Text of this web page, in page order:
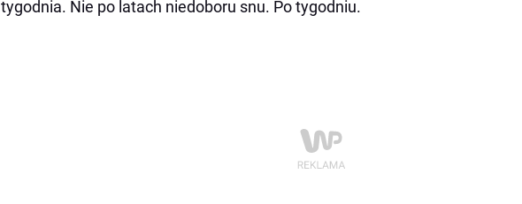
tygodnia. Nie po latach niedoboru snu. Po tygodniu.